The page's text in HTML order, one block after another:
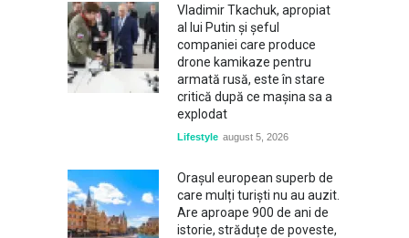
Vladimir Tkachuk, apropiat
al lui Putin și șeful
companiei care produce
drone kamikaze pentru
armată rusă, este în stare
critică după ce mașina sa a
explodat
Lifestyle august 5, 2026
Orașul european superb de
care mulți turiști nu au auzit.
Are aproape 900 de ani de
istorie, străduțe de poveste,